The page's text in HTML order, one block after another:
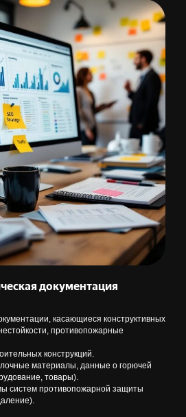
документация
касающиеся конструктивных
противопожарные
конструкций.
материалы, данные о горючей
товары).
систем противопожарной защиты